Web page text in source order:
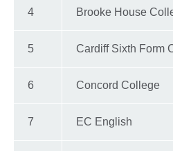
4 Brooke House
5 Cardiff Sixth Form
6 Concord College
7 EC English